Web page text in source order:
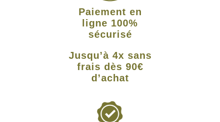
Paiement en
ligne 100%
sécurisé
Jusqu’à 4x sans
frais dès 90€
d’achat